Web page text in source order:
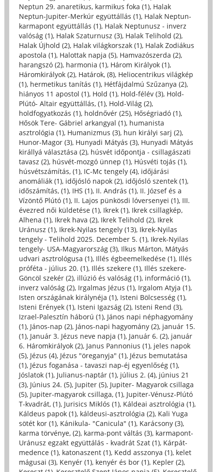
Neptun 29. anaretikus, karmikus foka (1), Halak
Neptun-Jupiter-Merkúr együttállás (1), Halak Neptun-
karmapont együttállás (1), Halak Neptunusz - inverz
valóság (1), Halak Szaturnusz (3), Halak Telihold (2),
Halak Újhold (2), Halak világkorszak (1), Halak Zodiákus
apostola (1), Halottak napja (5), Hamvazószerda (2),
harangszó (2), harmonia (1), Három Királyok (1),
Háromkirályok (2), Határok, (8), Heliocentrikus világkép
(1), hermetikus tanítás (1), Hétfájdalmú Szűzanya (2),
hiányos 11 apostol (1), Hold (1), Hold-félév (3), Hold-
Plútó- Altair együttállás, (1), Hold-Világ (2),
holdfogyatkozás (1), holdnővér (25), Hőségriadó (1),
Hősök Tere- Gábriel arkangyal (1), humanista
asztrológia (1), Humanizmus (3), hun királyi sarj (2),
Hunor-Magor (3), Hunyadi Mátyás (3), Hunyadi Mátyás
királlyá választása (2), húsvét időpontja - csillagászati
tavasz (2), húsvét-mozgó ünnep (1), Húsvéti tojás (1),
húsvétszámítás, (1), IC-Mc tengely (4), időjárási
anomáliák (1), időjósló napok (2), időjósló szentek (1),
időszámítás, (1), IHS (1), II. András (1), II. József és a
Vízöntő Plútó (1), II. Lajos pünkösdi lóversenyei (1), III.
évezred női küldetése (1), Ikrek (1), Ikrek csillagkép,
Alhena (1), Ikrek hava (2), Ikrek Telihold (2), Ikrek
Uránusz (1), Ikrek-Nyilas tengely (13), Ikrek-Nyilas
tengely - Telihold 2025. December 5. (1), Ikrek-Nyilas
tengely- USA-Magyarország (3), Ilkus Márton, Mátyás
udvari asztrológusa (1), Illés égbeemelkedése (1), Illés
próféta - július 20. (1), Illés szekere (1), Illés szekere-
Göncöl szekér (2), illúzió és valóság (1), információ (1),
inverz valóság (2), Irgalmas Jézus (1), Irgalom Atyja (1),
Isten országának királynéja (1), Isteni Bölcsesség (1),
Isteni Erények (1), Isteni Igazság (2), Isteni Rend (3),
Izrael-Palesztín háború (1), János napi néphagyomány
(1), János-nap (2), János-napi hagyomány (2), január 15.
(1), Január 3. Jézus neve napja (1), Január 6. (2), január
6. Háromkirályok (2), Janus Pannonius (1), jeles napok
(5), Jézus (4), Jézus "öreganyja" (1), Jézus bemutatása
(1), Jézus foganása - tavaszi nap-éj egyenlőség (1),
Jóslatok (1), Julianus-naptár (1), július 2. (4), június 21
(3), Június 24. (5), Jupiter (5), Jupiter- Magyarok csillaga
(5), Jupiter-magyarok csillaga, (1), Jupiter-Vénusz-Plútó
T-kvadrát, (1), Jurisics Miklós (1), Káldeai asztrológia (1),
Káldeus papok (1), káldeusi-asztrológia (2), Kali Yuga
sötét kor (1), Kánikula- "Canicula" (1), Karácsony (3),
karma törvénye, (2), karma-pont váltás (3), karmapont-
Uránusz egzakt együttálás - kvadrát Szat (1), Kárpát-
medence (1), katonaszent (1), Kedd asszonya (1), kelet
mágusai (3), Kenyér (1), kenyér és bor (1), Kepler (2),